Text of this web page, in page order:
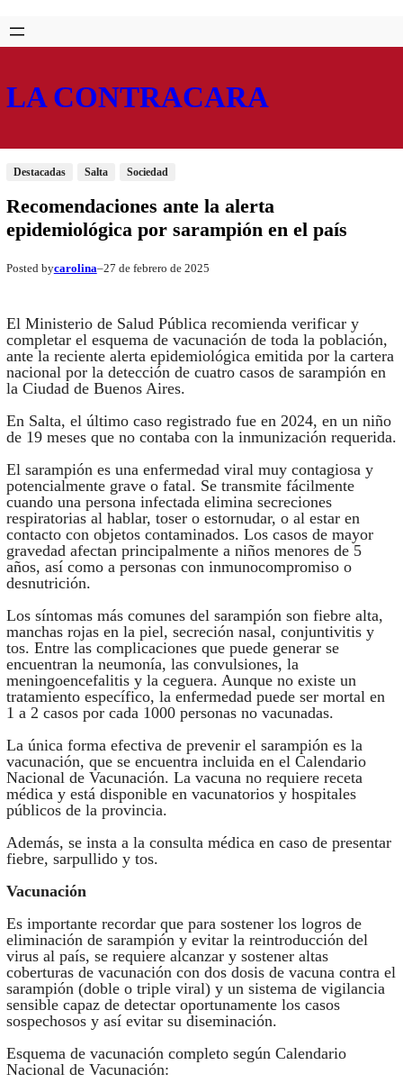
Saltar
al
Skip
to
LA CONTRACARA
Destacadas Salta Sociedad
Recomendaciones ante la alerta
epidemiológica por sarampión en el país
Posted bycarolina–27 de febrero de 2025
El Ministerio de Salud Pública recomienda verificar y
completar el esquema de vacunación de toda la población,
ante la reciente alerta epidemiológica emitida por la cartera
nacional por la detección de cuatro casos de sarampión en
la Ciudad de Buenos Aires.
En Salta, el último caso registrado fue en 2024, en un niño
de 19 meses que no contaba con la inmunización requerida.
El sarampión es una enfermedad viral muy contagiosa y
potencialmente grave o fatal. Se transmite fácilmente
cuando una persona infectada elimina secreciones
respiratorias al hablar, toser o estornudar, o al estar en
contacto con objetos contaminados. Los casos de mayor
gravedad afectan principalmente a niños menores de 5
años, así como a personas con inmunocompromiso o
desnutrición.
Los síntomas más comunes del sarampión son fiebre alta,
manchas rojas en la piel, secreción nasal, conjuntivitis y
tos. Entre las complicaciones que puede generar se
encuentran la neumonía, las convulsiones, la
meningoencefalitis y la ceguera. Aunque no existe un
tratamiento específico, la enfermedad puede ser mortal en
1 a 2 casos por cada 1000 personas no vacunadas.
La única forma efectiva de prevenir el sarampión es la
vacunación, que se encuentra incluida en el Calendario
Nacional de Vacunación. La vacuna no requiere receta
médica y está disponible en vacunatorios y hospitales
públicos de la provincia.
Además, se insta a la consulta médica en caso de presentar
fiebre, sarpullido y tos.
Vacunación
Es importante recordar que para sostener los logros de
eliminación de sarampión y evitar la reintroducción del
virus al país, se requiere alcanzar y sostener altas
coberturas de vacunación con dos dosis de vacuna contra el
sarampión (doble o triple viral) y un sistema de vigilancia
sensible capaz de detectar oportunamente los casos
sospechosos y así evitar su diseminación.
Esquema de vacunación completo según Calendario
Nacional de Vacunación: